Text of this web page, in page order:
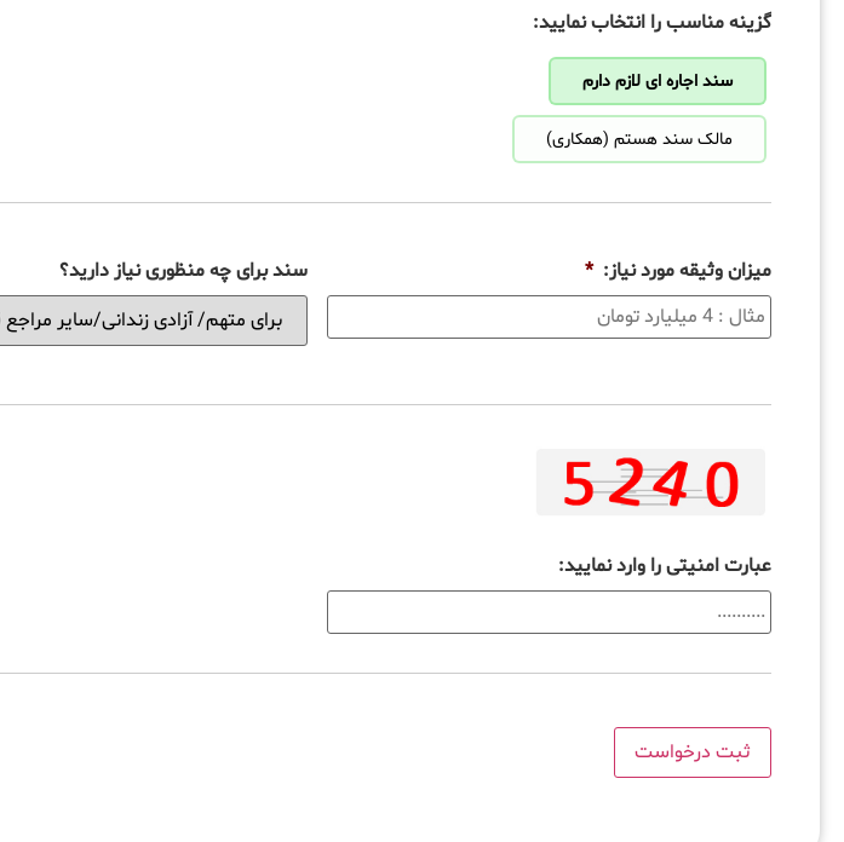
گزینه مناسب را انتخاب نمایید:
سند اجاره ای لازم دارم
مالک سند هستم (همکاری)
میزان وثیقه مورد نیاز: * سند برای چه منظوری نیاز دارید؟
عبارت امنیتی را وارد نمایید: